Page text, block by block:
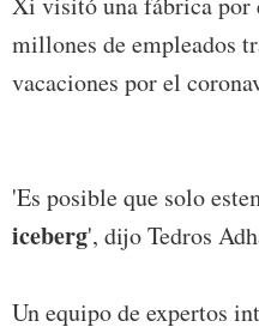
millones de empleados
vacaciones por el
'Es posible que solo
iceberg', dijo Tedros
Un equipo de expertos